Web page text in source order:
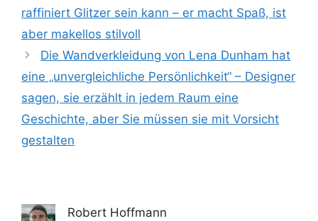
raffiniert Glitzer sein kann – er macht Spaß, ist
aber makellos stilvoll
Die Wandverkleidung von Lena Dunham hat
eine „unvergleichliche Persönlichkeit“ – Designer
sagen, sie erzählt in jedem Raum eine
Geschichte, aber Sie müssen sie mit Vorsicht
gestalten
Robert Hoffmann